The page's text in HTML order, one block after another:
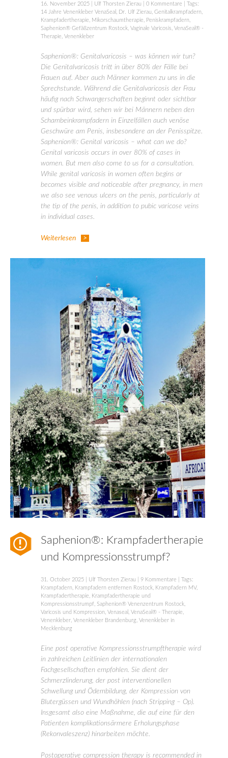
16. November 2025 Ulf Thorsten Zierau 0 Kommentare | Tags:
14 Jahre Venenkleber VenaSeal
Dr. Ulf Zierau Genitalkrampfadern
Krampfadertherapie
Mikorschaumtherapie Peniskrampfadern
Saphenion® Gefäßzentrum Rostock Vaginale Varicosis VenaSeal® -
Therapie Venenkleber
Saphenion®: Genitalvaricosis – was können wir tun?
Die Genitalvaricosis tritt in über 80% der Fälle bei
Frauen auf. Aber auch Männer kommen zu uns in die
Sprechstunde. Während die Genitalvaricosis der Frau
häufig nach Schwangerschaften beginnt oder sichtbar
und spürbar wird, sehen wir bei Männern neben den
Schambeinkrampfadern in Einzelfällen auch venöse
Geschwüre am Penis, insbesondere an der Penisspitze.
Saphenion®: Genital varicosis – what can we do?
Genital varicosis occurs in over 80% of cases in
women. But men also come to us for a consultation.
While genital varicosis in women often begins or
becomes visible and noticeable after pregnancy, in men
we also see venous ulcers on the penis, particularly at
the tip of the penis, in addition to pubic varicose veins
in individual cases.
Weiterlesen
Saphenion®: Krampfadertherapie
und Kompressionsstrumpf?
31. October 2025 Ulf Thorsten Zierau 9 Kommentare | Tags:
Krampfadern
Krampfadern entfernen Rostock Krampfadern MV,
Krampfadertherapie
Krampfadertherapie und
Kompressionsstrumpf Saphenion® Venenzentrum Rostock
Varicosis und Kompression Venaseal VenaSeal® - Therapie
Venenkleber Venenkleber Brandenburg Venenkleber in
Mecklenburg
Eine post operative Kompressionsstrumpftherapie wird
in zahlreichen Leitlinien der internationalen
Fachgesellschaften empfohlen. Sie dient der
Schmerzlinderung, der post interventionellen
Schwellung und Ödembildung, der Kompression von
Blutergüssen und Wundhöhlen (nach Stripping – Op).
Insgesamt also eine Maßnahme, die auf eine für den
Patienten komplikationsärmere Erholungsphase
(Rekonvaleszenz) hinarbeiten möchte.
Postoperative compression therapy is recommended in